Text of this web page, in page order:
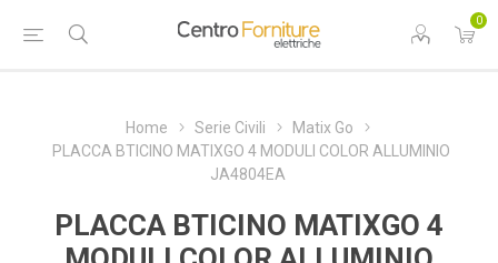
0
Home Serie Civili
Matix Go
PLACCA BTICINO MATIXGO 4 MODULI COLOR ALLUMINIO
JA4804EA
PLACCA BTICINO MATIXGO 4